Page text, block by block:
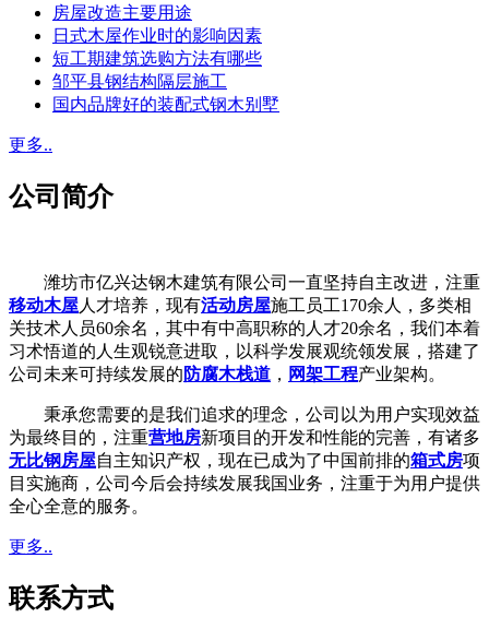
房屋改造主要用途
日式木屋作业时的影响因素
短工期建筑选购方法有哪些
邹平县钢结构隔层施工
国内品牌好的装配式钢木别墅
更多..
公司简介
潍坊市亿兴达钢木建筑有限公司一直坚持自主改进，注重
移动木屋人才培养，现有活动房屋施工员工170余人，多类相
关技术人员60余名，其中有中高职称的人才20余名，我们本着
习术悟道的人生观锐意进取，以科学发展观统领发展，搭建了
公司未来可持续发展的 防腐木栈道 ， 网架工程产业架构。
秉承您需要的是我们追求的理念，公司以为用户实现效益
为最终目的，注重营地房新项目的开发和性能的完善，有诸多
无比钢房屋自主知识产权，现在已成为了中国前排的箱式房项
目实施商，公司今后会持续发展我国业务，注重于为用户提供
全心全意的服务。
更多..
联系方式